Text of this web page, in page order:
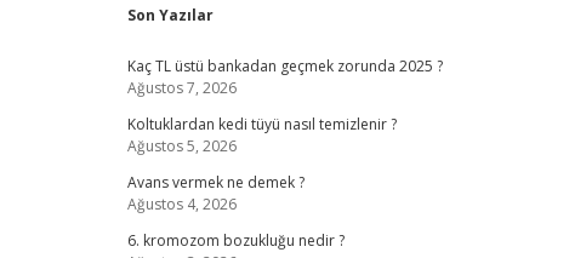
Sidebar
Son Yazılar
Kaç TL üstü bankadan geçmek zorunda 2025 ?
Ağustos 7, 2026
Koltuklardan kedi tüyü nasıl temizlenir ?
Ağustos 5, 2026
Avans vermek ne demek ?
Ağustos 4, 2026
6. kromozom bozukluğu nedir ?